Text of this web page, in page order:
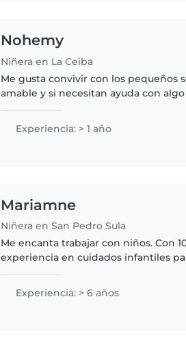
Nohemy
Niñera en La Ceiba
Me gusta convivir con los pequeños
amable y si necesitan ayuda con
Experiencia: > 1 año
Mariamne
Niñera en San Pedro Sula
Me encanta trabajar con niños. Con
experiencia en cuidados infantiles
Además, tengo certificación..
Experiencia: > 6 años